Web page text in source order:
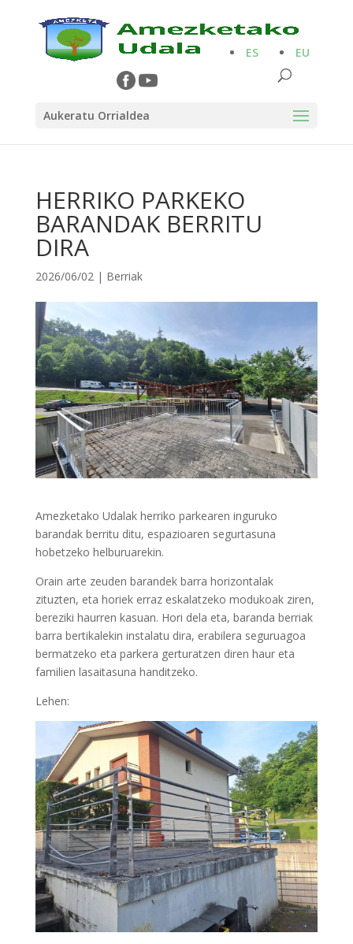
Aukeratu Orrialdea
ES EU
HERRIKO PARKEKO
BARANDAK BERRITU
DIRA
2026/06/02| Berriak
Amezketako Udalak herriko parkearen inguruko
barandak berritu ditu, espazioaren segurtasuna
hobetzeko helburuarekin.
Orain arte zeuden barandek barra horizontalak
zituzten, eta horiek erraz eskalatzeko modukoak ziren,
bereziki haurren kasuan. Hori dela eta, baranda berriak
barra bertikalekin instalatu dira, erabilera seguruagoa
bermatzeko eta parkera gerturatzen diren haur eta
familien lasaitasuna handitzeko.
Lehen: